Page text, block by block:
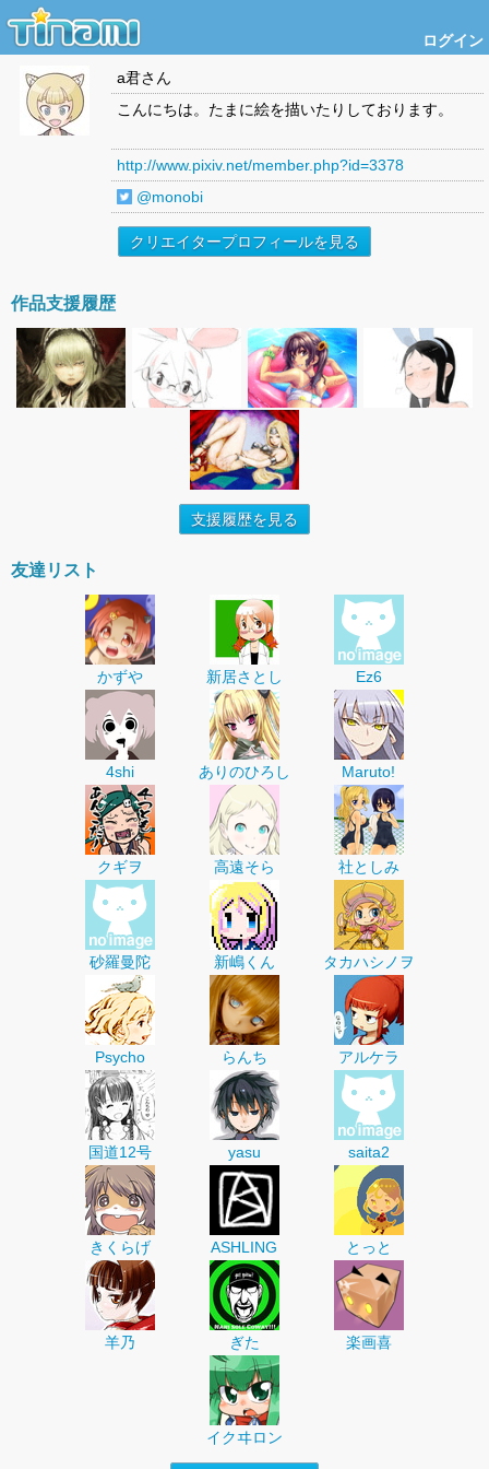
ログイン
a君さん
こんにちは。たまに絵を描いたりしております。
http://www.pixiv.net/member.php?id=3378
@monobi
クリエイタープロフィールを見る
作品支援履歴
支援履歴を見る
友達リスト
かずや 新居さとし Ez6
4shi ありのひろし Maruto!
クギヲ 高遠そら 社としみ
砂羅曼陀 新嶋くん タカハシノヲ
Psycho らんち アルケラ
国道12号 yasu saita2
きくらげ ASHLING とっと
羊乃 ぎた 楽画喜
イクヰロン